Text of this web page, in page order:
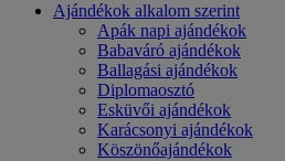
Ajándékok alkalom szerint
Apák napi ajándékok
Babaváró ajándékok
Ballagási ajándékok
Diplomaosztó
Esküvői ajándékok
Karácsonyi ajándékok
Köszönőajándékok